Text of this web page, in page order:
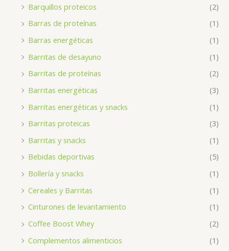
Barquillos proteicos
(2)
Barras de proteínas
(1)
Barras energéticas
(1)
Barritas de desayuno
(1)
Barritas de proteínas
(2)
Barritas energéticas
(3)
Barritas energéticas y snacks
(1)
Barritas proteicas
(3)
Barritas y snacks
(1)
Bebidas deportivas
(5)
Bollería y snacks
(1)
Cereales y Barritas
(1)
Cinturones de levantamiento
(1)
Coffee Boost Whey
(2)
Complementos alimenticios
(1)